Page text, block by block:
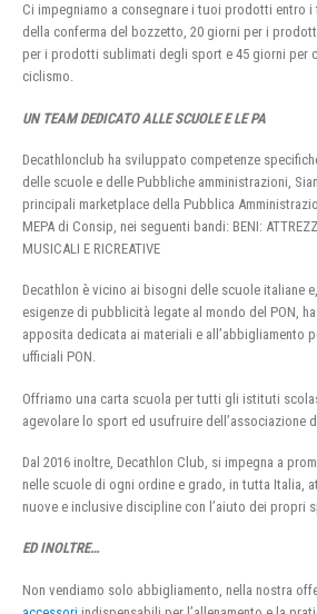
Ci impegniamo a consegnare i tuoi prodotti entro
della conferma del bozzetto, 20 giorni per i
per i prodotti sublimati degli sport e 45 giorni per
ciclismo.
UN TEAM DEDICATO ALLE SCUOLE E LE PA
Decathlonclub ha sviluppato competenze
delle scuole e delle Pubbliche amministrazioni,
principali marketplace della Pubblica
MEPA di Consip, nei seguenti bandi: BENI:
MUSICALI E RICREATIVE
Decathlon è vicino ai bisogni delle scuole italiane
esigenze di pubblicità legate al mondo del PON,
apposita dedicata ai materiali e all’abbigliamento
ufficiali PON.
Offriamo una carta scuola per tutti gli istituti
agevolare lo sport ed usufruire dell’associazione
Dal 2016 inoltre, Decathlon Club, si impegna a
nelle scuole di ogni ordine e grado, in tutta Italia,
nuove e inclusive discipline con l’aiuto dei propri
ED INOLTRE…
Non vendiamo solo abbigliamento, nella nostra